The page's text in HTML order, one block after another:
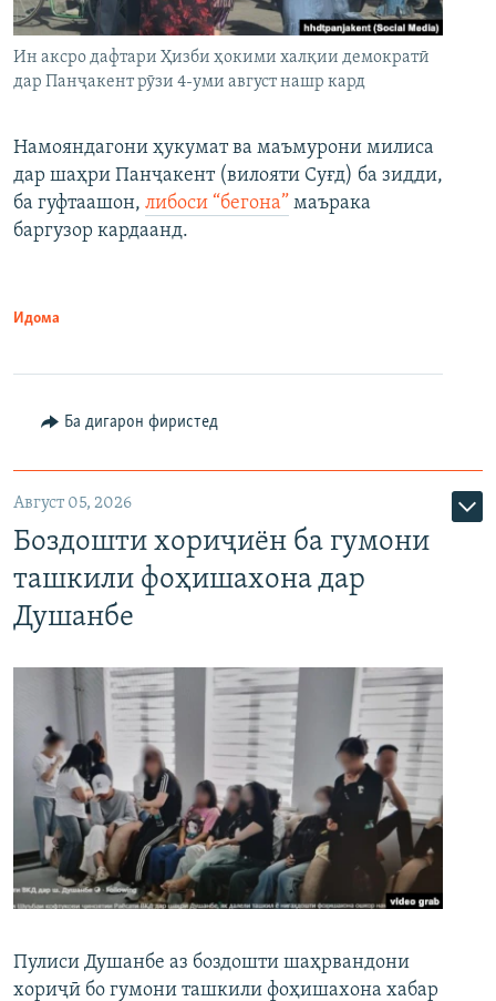
Ин аксро дафтари Ҳизби ҳокими халқии демократӣ
дар Панҷакент рӯзи 4-уми август нашр кард
Намояндагони ҳукумат ва маъмурони милиса
дар шаҳри Панҷакент (вилояти Суғд) ба зидди,
ба гуфтаашон, либоси “бегона” маърака
баргузор кардаанд.
Идома
Ба дигарон фиристед
Август 05, 2026
Боздошти хориҷиён ба гумони
ташкили фоҳишахона дар
Душанбе
Пулиси Душанбе аз боздошти шаҳрвандони
хориҷӣ бо гумони ташкили фоҳишахона хабар